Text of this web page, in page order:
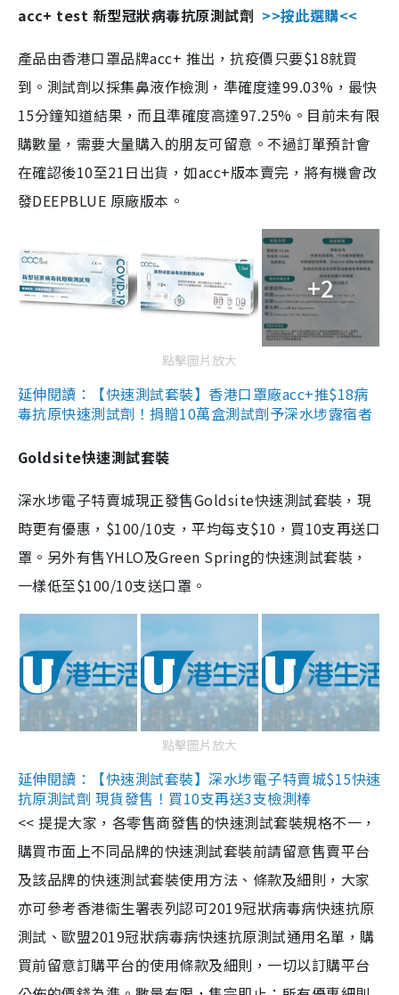
acc+ test 新型冠狀病毒抗原測試劑 >>按此選購<<
產品由香港口罩品牌acc+ 推出，抗疫價只要$18就買
到。測試劑以採集鼻液作檢測，準確度達99.03%，最快
15分鐘知道結果，而且準確度高達97.25%。目前未有限
購數量，需要大量購入的朋友可留意。不過訂單預計會
在確認後10至21日出貨，如acc+版本賣完，將有機會改
發DEEPBLUE 原廠版本。
+2
點擊圖片放大
延伸閱讀：【快速測試套裝】香港口罩廠acc+推$18病
毒抗原快速測試劑！捐贈10萬盒測試劑予深水埗露宿者
Goldsite快速測試套裝
深水埗電子特賣城現正發售Goldsite快速測試套裝，現
時更有優惠，$100/10支，平均每支$10，買10支再送口
罩。另外有售YHLO及Green Spring的快速測試套裝，
一樣低至$100/10支送口罩。
點擊圖片放大
延伸閱讀：【快速測試套裝】深水埗電子特賣城$15快速
抗原測試劑 現貨發售！買10支再送3支檢測棒
<< 提提大家，各零售商發售的快速測試套裝規格不一，
購買市面上不同品牌的快速測試套裝前請留意售賣平台
及該品牌的快速測試套裝使用方法、條款及細則，大家
亦可參考香港衞生署表列認可2019冠狀病毒病快速抗原
測試、歐盟2019冠狀病毒病快速抗原測試通用名單，購
買前留意訂購平台的使用條款及細則，一切以訂購平台